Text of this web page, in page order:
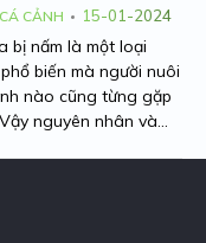
chia sẻ cho các bạn
cá cảnh sinh sản
nhất ở bài viết này.
theo dõi nhé!
CẢNH 15-01-2024
bị nấm là một loại
biến mà người nuôi
nào cũng từng gặp
nguyên nhân và